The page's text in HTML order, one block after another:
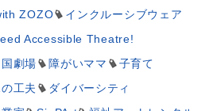
ZOZO
インクルーシブウェア
Accessible Theatre!
劇場 障がいママ
子育て
工夫
ダイバーシティ